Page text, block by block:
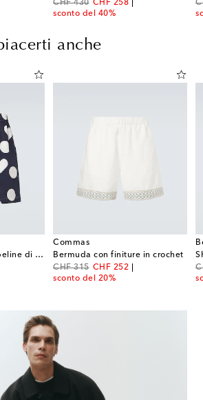
CHF 430
original priceCHF 258
discount price
sconto del 40%
anche
Shorts Caleçon in popeline di cotone
Commas
Bermuda con finiture in crochet
CHF 315
original priceCHF 252
discount price
sconto del 20%